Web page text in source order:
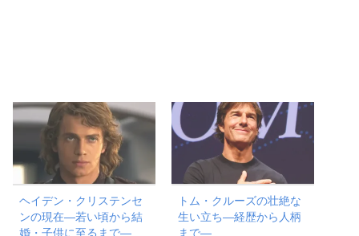
ヘイデン・クリステンセ
ンの現在―若い頃から結
婚・子供に至るまで―
トム・クルーズの壮絶な
生い立ち―経歴から人柄
まで―